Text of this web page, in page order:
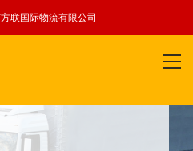
联国际物流有限公司